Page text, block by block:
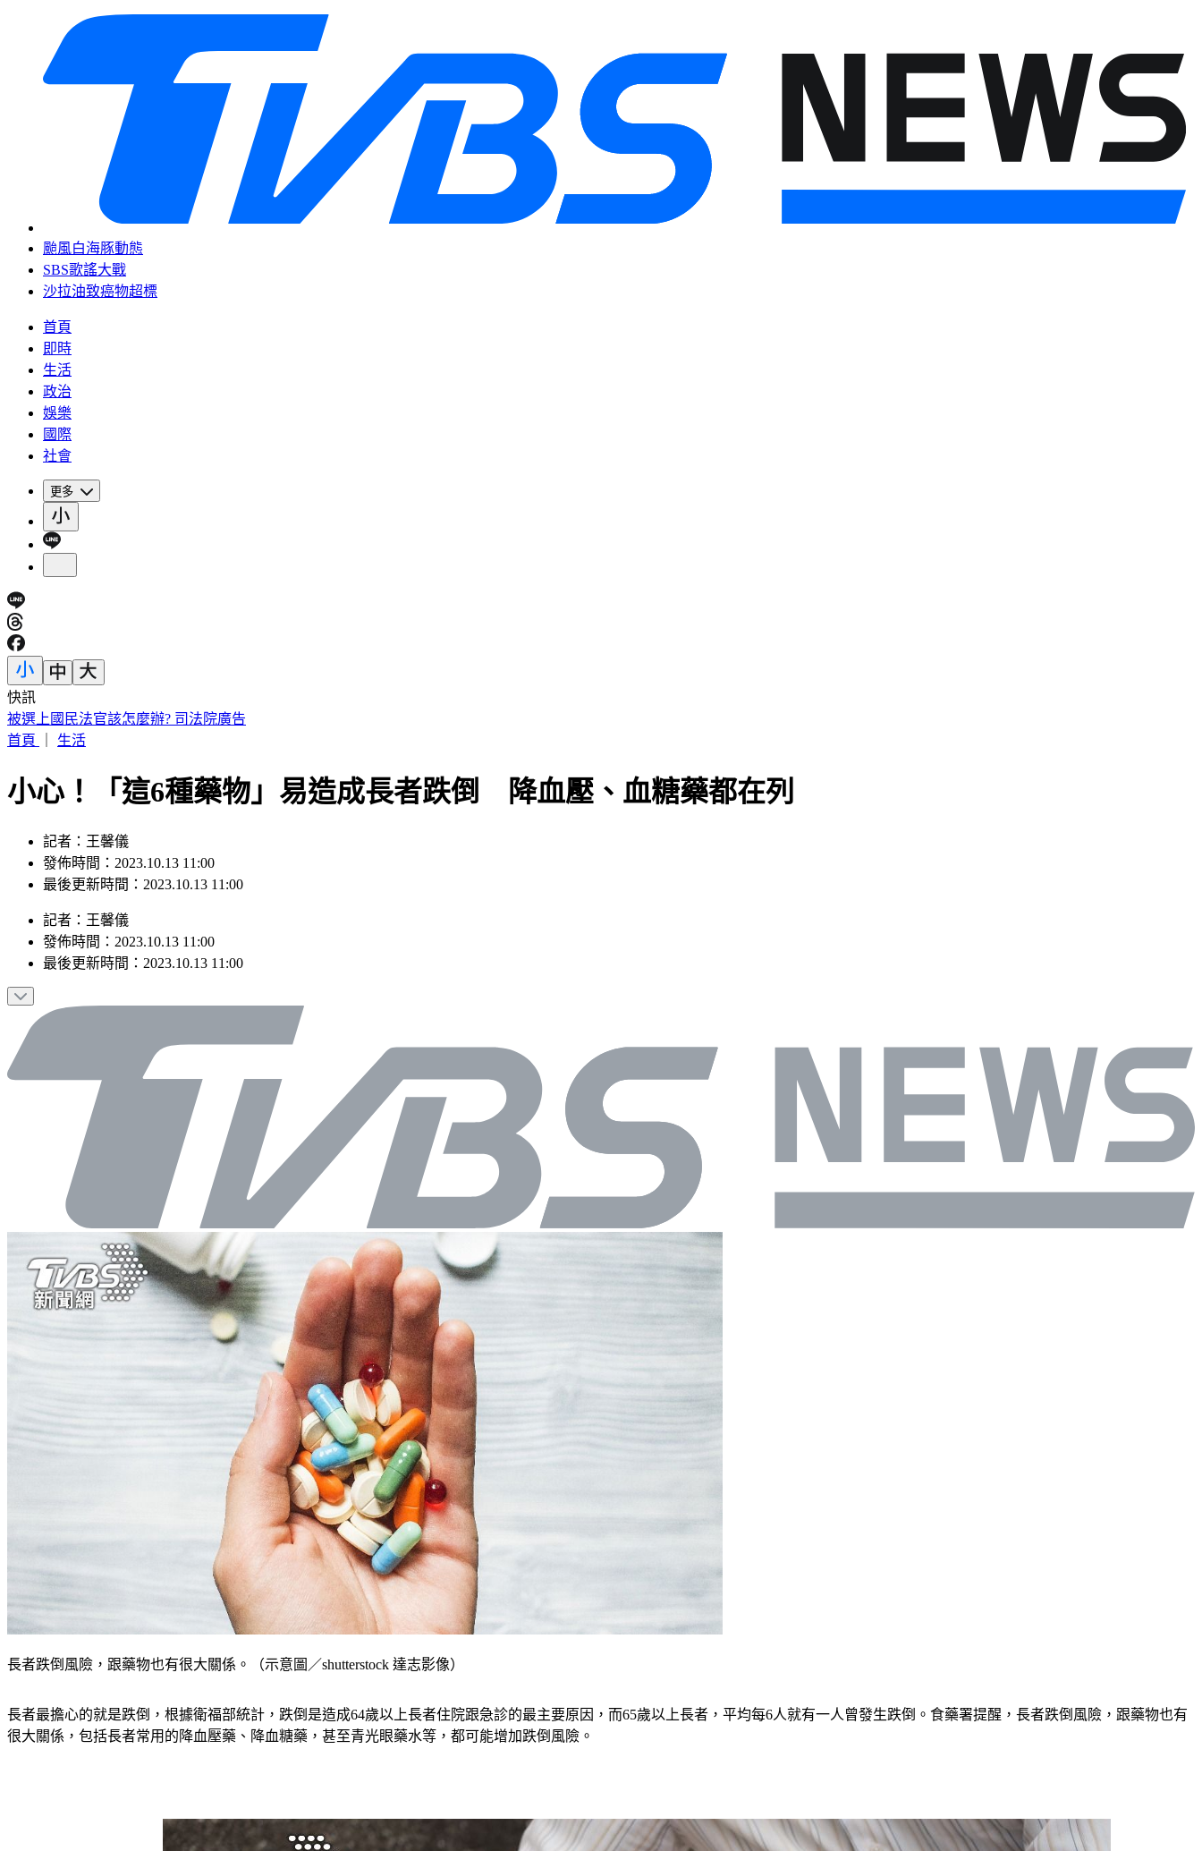
颱風白海豚動態
SBS歌謠大戰
沙拉油致癌物超標
首頁
即時
生活
政治
娛樂
國際
社會
更多
快訊
快訊／基隆大武崙海灘驚傳泳客戲水失聯 警消海巡搜救中
首頁
生活
小心！「這6種藥物」易造成長者跌倒 降血壓、血糖藥都在列
記者：王馨儀
發佈時間：2023.10.13 11:00
最後更新時間：2023.10.13 11:00
記者 ： 王馨儀
發佈時間： 2023.10.13 11:00
最後更新時間： 2023.10.13 11:00
長者跌倒風險，跟藥物也有很大關係。（示意圖／shutterstock 達志影像）
長者最擔心的就是跌倒，根據衛福部統計，跌倒是造成64歲以上長者住院跟急診的最主要原因，而65歲以上長者，平均每6人就有一人曾發生跌倒。食藥署提醒，長者跌倒風險，跟藥物也有
很大關係，包括長者常用的降血壓藥、降血糖藥，甚至青光眼藥水等，都可能增加跌倒風險。